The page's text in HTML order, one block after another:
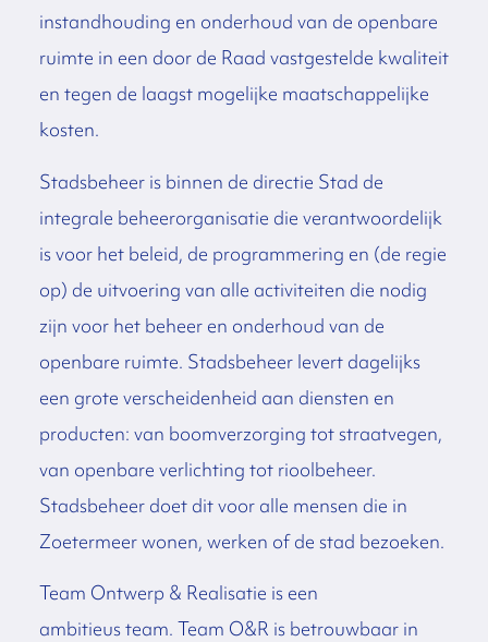
instandhouding en onderhoud van de openbare
ruimte in een door de Raad vastgestelde kwaliteit
en tegen de laagst mogelijke maatschappelijke
kosten.
Stadsbeheer is binnen de directie Stad de
integrale beheerorganisatie die verantwoordelijk
is voor het beleid, de programmering en (de regie
op) de uitvoering van alle activiteiten die nodig
zijn voor het beheer en onderhoud van de
openbare ruimte. Stadsbeheer levert dagelijks
een grote verscheidenheid aan diensten en
producten: van boomverzorging tot straatvegen,
van openbare verlichting tot rioolbeheer.
Stadsbeheer doet dit voor alle mensen die in
Zoetermeer wonen, werken of de stad bezoeken.
Team Ontwerp & Realisatie is een
ambitieus team. Team O&R is betrouwbaar in